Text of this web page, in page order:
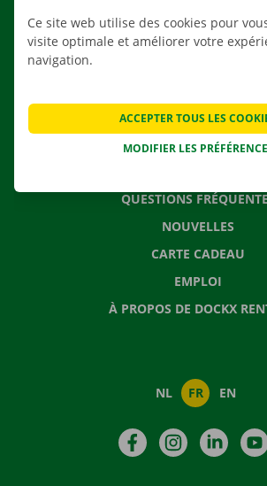
AGENCES
QUESTIONS
NOUVELLES
CARTE CADEAU
EMPLOI
À PROPOS DE DOCKX
NL FR EN
FacebookInstagram
Ce site web utilise des cookies pour
visite optimale et améliorer votre
navigation.
MODIFIER LES
ACCEPTER TOUS LES